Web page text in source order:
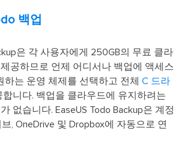
백업
은 각 사용자에게 250GB의 무료 클라
공하므로 언제 어디서나 백업에 액세스
하는 운영 체제를 선택하고 전체 C 드라
합니다. 백업을 클라우드에 유지하려는
없습니다. EaseUS Todo Backup은 계정
, OneDrive 및 Dropbox에 자동으로 연